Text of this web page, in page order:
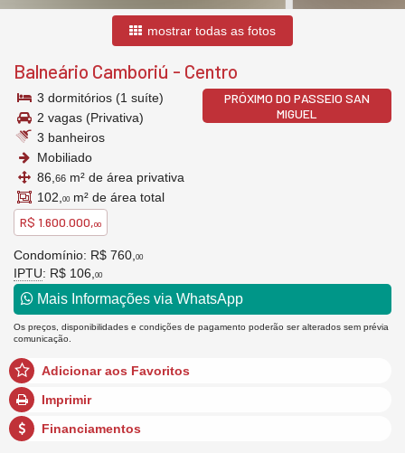
mostrar todas as fotos
Balneário Camboriú - Centro
PRÓXIMO DO PASSEIO SAN
MIGUEL
3 dormitórios (1 suíte)
2 vagas (Privativa)
3 banheiros
Mobiliado
86, 66 m² de área privativa
102, 00 m² de área total
R$ 1.600.000,00
Condomínio: R$ 760, 00
IPTU: R$ 106, 00
Mais Informações via WhatsApp
Os preços, disponibilidades e condições de pagamento poderão ser alterados sem prévia
comunicação.
Adicionar aos Favoritos
Imprimir
Financiamentos